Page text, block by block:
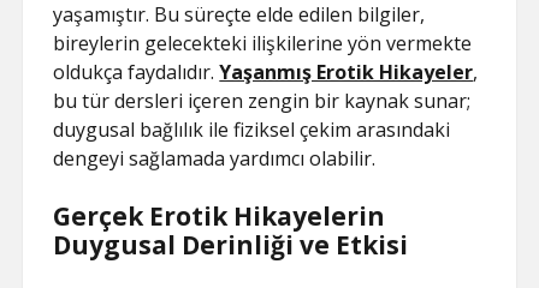
yaşamıştır. Bu süreçte elde edilen bilgiler,
bireylerin gelecekteki ilişkilerine yön vermekte
oldukça faydalıdır.Yaşanmış Erotik Hikayeler,
bu tür dersleri içeren zengin bir kaynak sunar;
duygusal bağlılık ile fiziksel çekim arasındaki
dengeyi sağlamada yardımcı olabilir.
Gerçek Erotik Hikayelerin
Duygusal Derinliği ve Etkisi